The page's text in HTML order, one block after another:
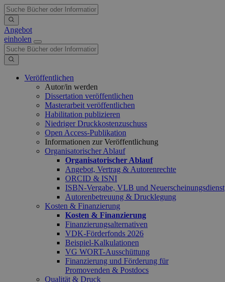
Angebot
einholen
Veröffentlichen
Autor/in werden
Dissertation veröffentlichen
Masterarbeit veröffentlichen
Habilitation publizieren
Niedriger Druckkostenzuschuss
Open Access-Publikation
Informationen zur Veröffentlichung
Organisatorischer Ablauf
Organisatorischer Ablauf
Angebot, Vertrag & Autorenrechte
ORCID & ISNI
ISBN-Vergabe, VLB und Neuerscheinungsdienst
Autorenbetreuung & Drucklegung
Kosten & Finanzierung
Kosten & Finanzierung
Finanzierungsalternativen
VDK-Förderfonds 2026
Beispiel-Kalkulationen
VG WORT-Ausschüttung
Finanzierung und Förderung für
Promovenden & Postdocs
Qualität & Druck